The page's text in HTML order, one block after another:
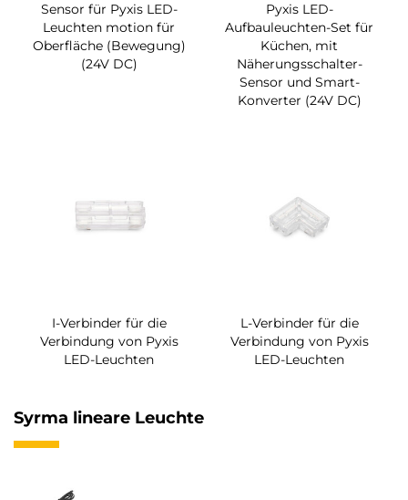
Sensor für Pyxis LED-
Leuchten motion für
Oberfläche (Bewegung)
(24V DC)
Pyxis LED-
Aufbauleuchten-Set für
Küchen, mit
Näherungsschalter-
Sensor und Smart-
Konverter (24V DC)
I-Verbinder für die
Verbindung von Pyxis
LED-Leuchten
L-Verbinder für die
Verbindung von Pyxis
LED-Leuchten
Syrma lineare Leuchte